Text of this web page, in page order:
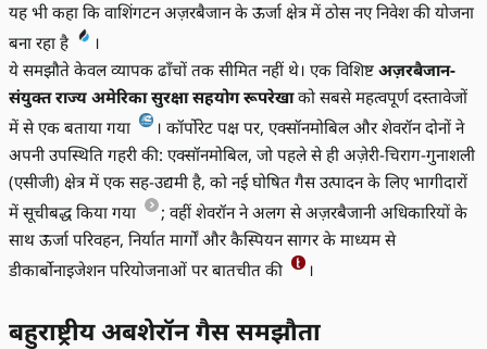
यह भी कहा कि वाशिंगटन अज़रबैजान के ऊर्जा क्षेत्र में ठोस नए निवेश की योजना
बना रहा है
।
ये समझौते केवल व्यापक ढाँचों तक सीमित नहीं थे। एक विशिष्ट अज़रबैजान-
संयुक्त राज्य अमेरिका सुरक्षा सहयोग रूपरेखाको सबसे महत्वपूर्ण दस्तावेजों
में से एक बताया गया
। कॉर्पोरेट पक्ष पर, एक्सॉनमोबिल और शेवरॉन दोनों ने
अपनी उपस्थिति गहरी की: एक्सॉनमोबिल, जो पहले से ही अज़ेरी-चिराग-गुनाशली
(एसीजी) क्षेत्र में एक सह-उद्यमी है, को नई घोषित गैस उत्पादन के लिए भागीदारों
में सूचीबद्ध किया गया
; वहीं शेवरॉन ने अलग से अज़रबैजानी अधिकारियों के
साथ ऊर्जा परिवहन, निर्यात मार्गों और कैस्पियन सागर के माध्यम से
डीकार्बोनाइजेशन परियोजनाओं पर बातचीत की
।
बहुराष्ट्रीय अबशेरॉन गैस समझौता